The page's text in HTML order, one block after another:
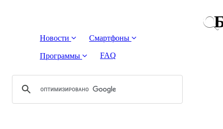
Новости Смартфоны
Программы FAQ